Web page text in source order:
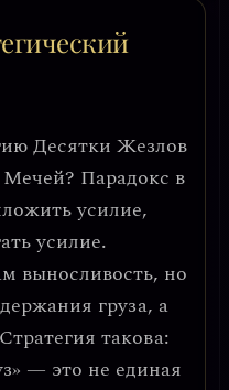
Десятки Жезлов
Мечей? Парадокс в
усилие,
усилие.
выносливость, но
груза, а
такова:
— это не единая